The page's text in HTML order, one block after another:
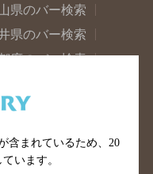
県のバー検索
県のバー検索
府のバー検索
山県のバー検索
県のバー検索
含まれているため、 20
います。